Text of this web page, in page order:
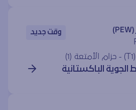
وقت جديد
الجوية الباكستانية